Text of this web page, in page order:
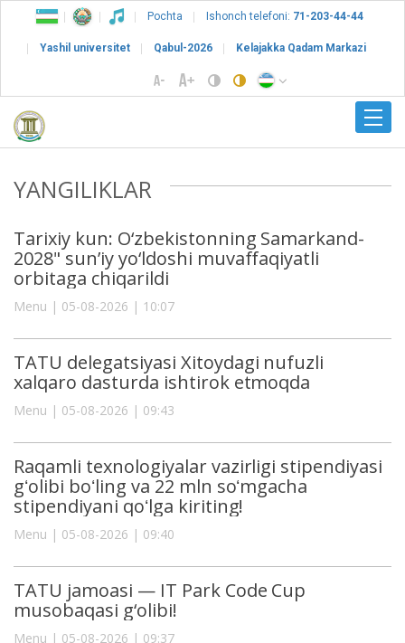
Pochta Ishonch telefoni: 71-203-44-44
Yashil universitet Qabul-2026 Kelajakka Qadam Markazi
YANGILIKLAR
Tarixiy kun: O‘zbekistonning Samarkand-
2028" sun’iy yo‘ldoshi muvaffaqiyatli
orbitaga chiqarildi
Menu | 05-08-2026 | 10:07
TATU delegatsiyasi Xitoydagi nufuzli
xalqaro dasturda ishtirok etmoqda
Menu | 05-08-2026 | 09:43
Raqamli texnologiyalar vazirligi stipendiyasi
gʻolibi boʻling va 22 mln soʻmgacha
stipendiyani qoʻlga kiriting!
Menu | 05-08-2026 | 09:40
TATU jamoasi — IT Park Code Cup
musobaqasi g‘olibi!
Menu | 05-08-2026 | 09:37